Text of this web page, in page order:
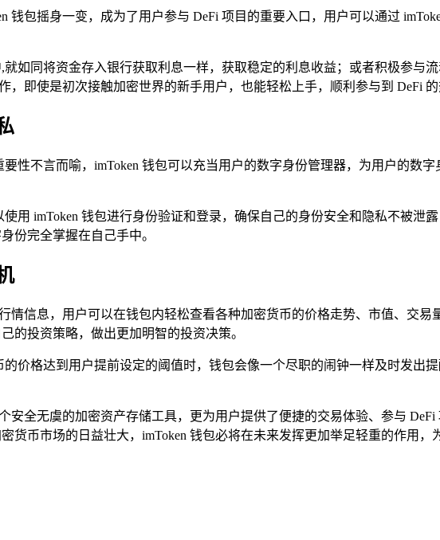
钱包摇身一变，成为了用户参与 DeFi 项目的重要入口，用户可以通过
如同将资金存入银行获取利息一样，获取稳定的利息收益；或者积极参与
，即使是初次接触加密世界的新手用户，也能轻松上手，顺利参与到 DeFi
性不言而喻，imToken 钱包可以充当用户的数字身份管理器，为用户的数
用 imToken 钱包进行身份验证和登录，确保自己的身份安全和隐私不被泄
份完全掌握在自己手中。
情信息，用户可以在钱包内轻松查看各种加密货币的价格走势、市值、交
的投资策略，做出更加明智的投资决策。
价格达到用户提前设定的阈值时，钱包会像一个尽职的闹钟一样及时发出
安全无虞的加密资产存储工具，更为用户提供了便捷的交易体验、参与
货币市场的日益壮大，imToken 钱包必将在未来发挥更加举足轻重的作用